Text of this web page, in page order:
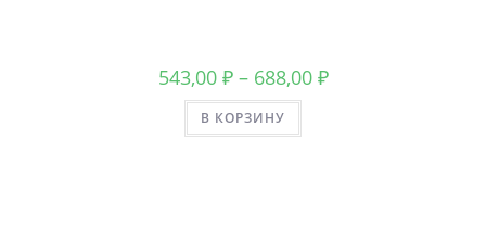
543,00 ₽ – 688,00 ₽
В КОРЗИНУ